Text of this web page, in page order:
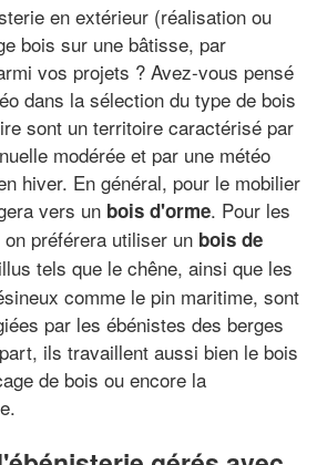
en extérieur (réalisation ou
bois sur une bâtisse, par
vos projets ? Avez-vous pensé
dans la sélection du type de bois
sont un territoire caractérisé par
modérée et par une météo
hiver. En général, pour le mobilier
vers un bois d'orme. Pour les
préférera utiliser un bois de
tels que le chêne, ainsi que les
comme le pin maritime, sont
par les ébénistes des berges
ils travaillent aussi bien le bois
de bois ou encore la